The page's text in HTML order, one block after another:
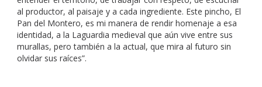
al productor, al paisaje y a cada ingrediente. Este pincho, El
Pan del Montero, es mi manera de rendir homenaje a esa
identidad, a la Laguardia medieval que aún vive entre sus
murallas, pero también a la actual, que mira al futuro sin
olvidar sus raíces”.